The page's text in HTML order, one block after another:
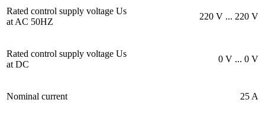
Rated control supply voltage Us
at AC 50HZ
220 V ... 220 V
Rated control supply voltage Us
at DC
0 V ... 0 V
Nominal current 25 A